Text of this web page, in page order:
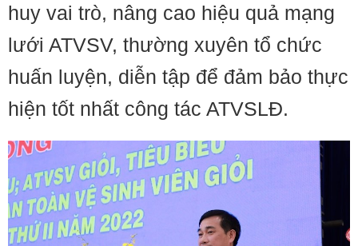
huy vai trò, nâng cao hiệu quả mạng
lưới ATVSV, thường xuyên tổ chức
huấn luyện, diễn tập để đảm bảo thực
hiện tốt nhất công tác ATVSLĐ.